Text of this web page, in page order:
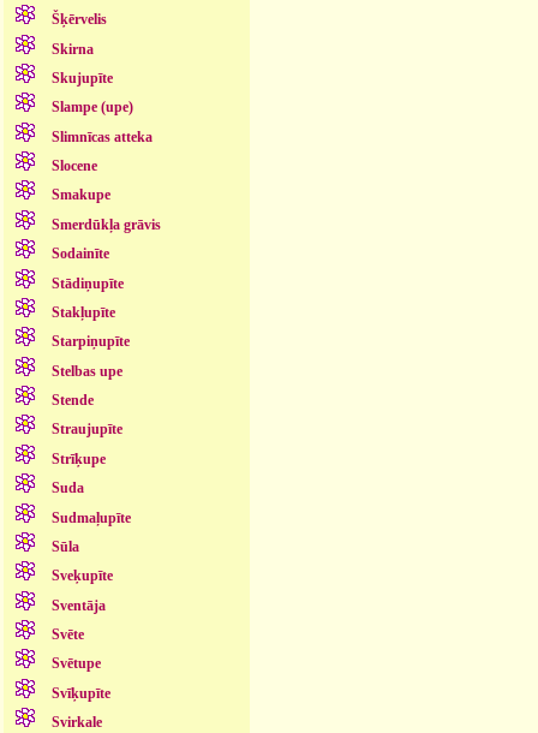
Šķērvelis
Skirna
Skujupīte
Slampe (upe)
Slimnīcas atteka
Slocene
Smakupe
Smerdūkļa grāvis
Sodainīte
Stādiņupīte
Stakļupīte
Starpiņupīte
Stelbas upe
Stende
Straujupīte
Strīķupe
Suda
Sudmaļupīte
Sūla
Sveķupīte
Sventāja
Svēte
Svētupe
Svīķupīte
Svirkale